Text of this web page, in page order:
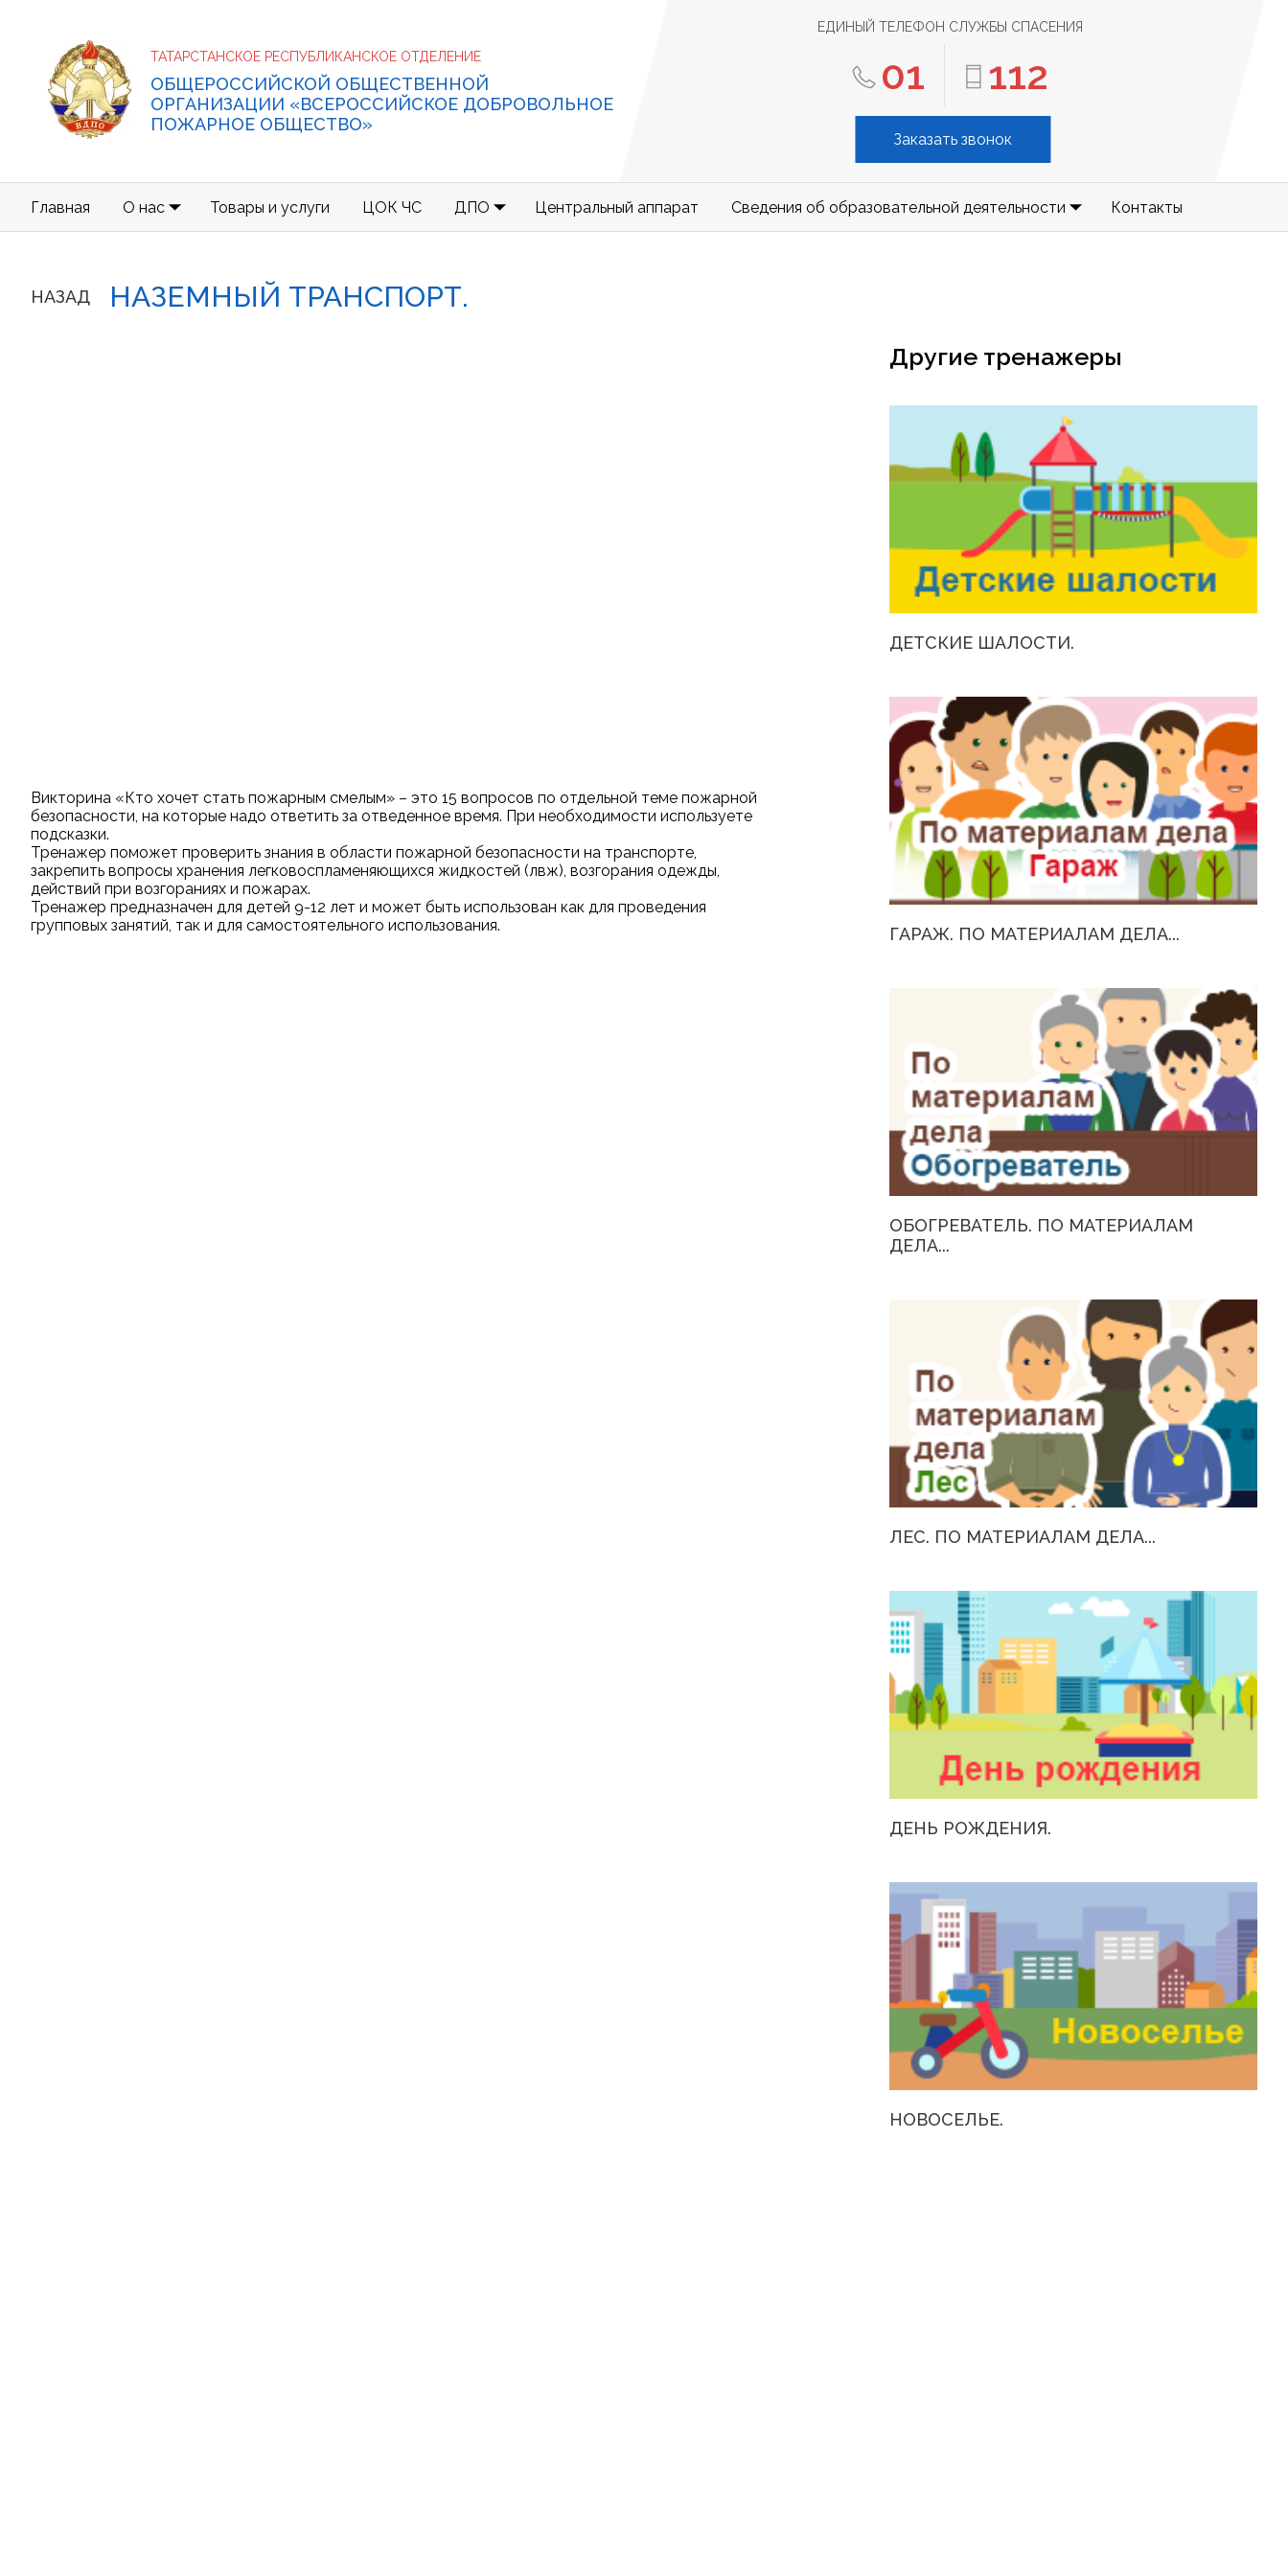
ТАТАРСТАНСКОЕ РЕСПУБЛИКАНСКОЕ ОТДЕЛЕНИЕ
ОБЩЕРОССИЙСКОЙ ОБЩЕСТВЕННОЙ
ОРГАНИЗАЦИИ «ВСЕРОССИЙСКОЕ ДОБРОВОЛЬНОЕ
ПОЖАРНОЕ ОБЩЕСТВО»
ЕДИНЫЙ ТЕЛЕФОН СЛУЖБЫ СПАСЕНИЯ
01 112
Заказать звонок
Главная О нас Товары и услуги ЦОК ЧС ДПО Центральный аппарат Сведения об образовательной деятельности Контакты
НАЗАД НАЗЕМНЫЙ ТРАНСПОРТ.
Викторина «Кто хочет стать пожарным смелым» – это 15 вопросов по отдельной теме пожарной
безопасности, на которые надо ответить за отведенное время. При необходимости используете
подсказки.
Тренажер поможет проверить знания в области пожарной безопасности на транспорте,
закрепить вопросы хранения легковоспламеняющихся жидкостей (лвж), возгорания одежды,
действий при возгораниях и пожарах.
Тренажер предназначен для детей 9-12 лет и может быть использован как для проведения
групповых занятий, так и для самостоятельного использования.
Другие тренажеры
ДЕТСКИЕ ШАЛОСТИ.
ГАРАЖ. ПО МАТЕРИАЛАМ ДЕЛА...
ОБОГРЕВАТЕЛЬ. ПО МАТЕРИАЛАМ
ДЕЛА...
ЛЕС. ПО МАТЕРИАЛАМ ДЕЛА...
ДЕНЬ РОЖДЕНИЯ.
НОВОСЕЛЬЕ.